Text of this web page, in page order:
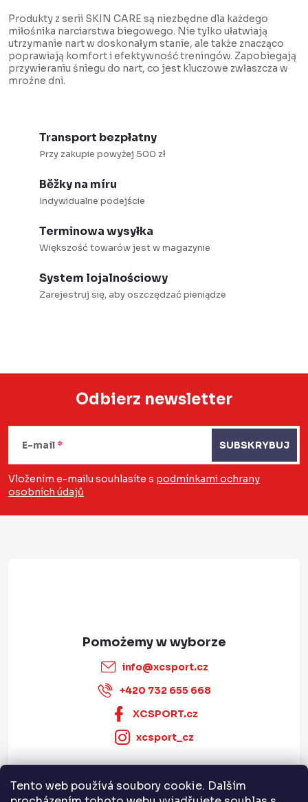
Tento web používá soubory cookie. Dalším
s
t
y
a
Produkty z serii SKIN CARE są niezbędne dla każdego
miłośnika narciarstwa biegowego. Nie tylko ułatwiają
utrzymanie nart w doskonałym stanie, ale także znacząco
poprawiają komfort i efektywność treningów. Zapobiegają
przywieraniu śniegu do nart, co jest kluczowe zwłaszcza w
mroźne dni.
Transport bezpłatny
Przy zakupie powyżej 500 zł
Běžky na míru
Indywidualne podejście
Terminowa wysyłka
Większość towarów jest w magazynie
System lojalnościowy
Zarejestruj się, aby oszczędzać pieniądze
S
o
p
Odbierz newsletter
E-mail
Vložením e-mailu souhlasíte s podmínkami ochrany
osobních údajů
SUBSKRYBUJ
info@xcsport.cz
+420 732 655 668
XCSPORT.cz
xcsport_cz
Informace pro vás